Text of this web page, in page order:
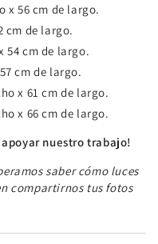
x 56 cm de largo.
cm de largo.
54 cm de largo.
cm de largo.
x 61 cm de largo.
x 66 cm de largo.
nuestro trabajo!
saber cómo luces
compartirnos tus fotos